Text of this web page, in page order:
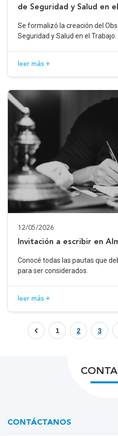
de Seguridad y Salud en
Se formalizó la creación del
Seguridad y Salud en el Trabajo.
leer más +
12/05/2026
Invitación a escribir en
Conocé todas las pautas que
para ser considerados.
leer más +
1 2 3
CONTÁCTANOS